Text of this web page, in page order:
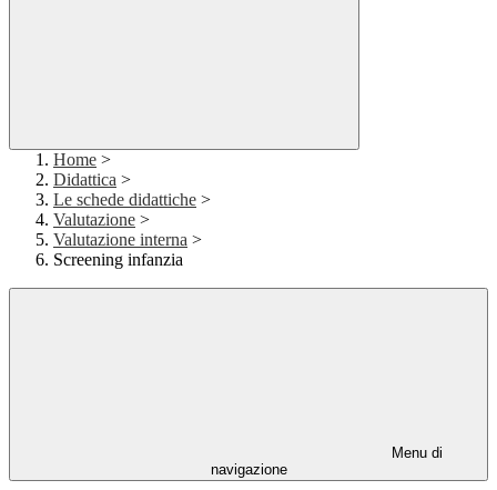
Home >
Didattica >
Le schede didattiche >
Valutazione >
Valutazione interna >
Screening infanzia
Menu di
navigazione